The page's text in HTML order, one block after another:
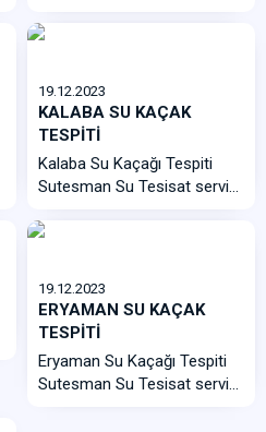
gün ...
19.12.2023
KALABA SU KAÇAK
TESPİTİ
Kalaba Su Kaçağı Tespiti
Sutesman Su Tesisat servisi
gün ...
19.12.2023
ERYAMAN SU KAÇAK
TESPİTİ
Eryaman Su Kaçağı Tespiti
Sutesman Su Tesisat servisi